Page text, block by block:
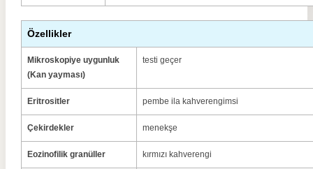
Özellikler
Mikroskopiye uygunluk
(Kan yayması)
testi geçer
Eritrositler pembe ila kahverengimsi
Çekirdekler menekşe
Eozinofilik granüller kırmızı kahverengi